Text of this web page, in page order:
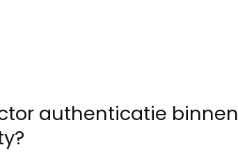
authenticatie binnen